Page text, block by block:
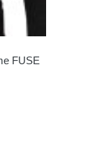
FUSE